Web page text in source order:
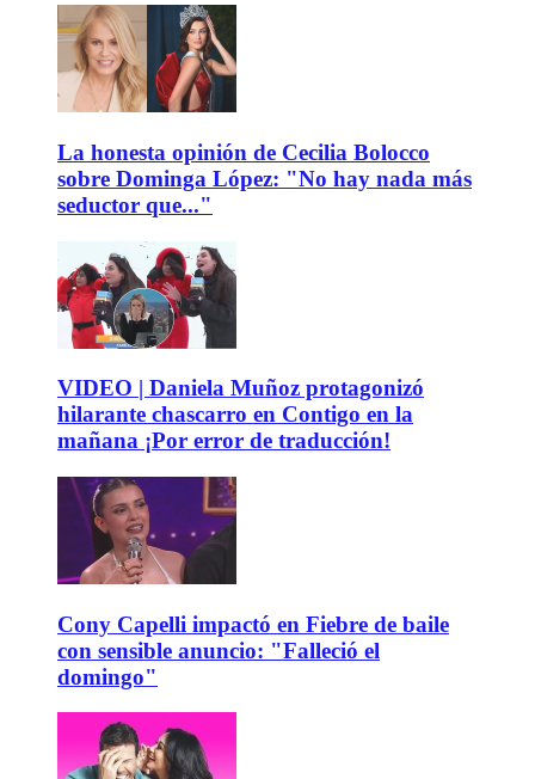
La honesta opinión de Cecilia Bolocco
sobre Dominga López: "No hay nada más
seductor que..."
VIDEO | Daniela Muñoz protagonizó
hilarante chascarro en Contigo en la
mañana ¡Por error de traducción!
Cony Capelli impactó en Fiebre de baile
con sensible anuncio: "Falleció el
domingo"